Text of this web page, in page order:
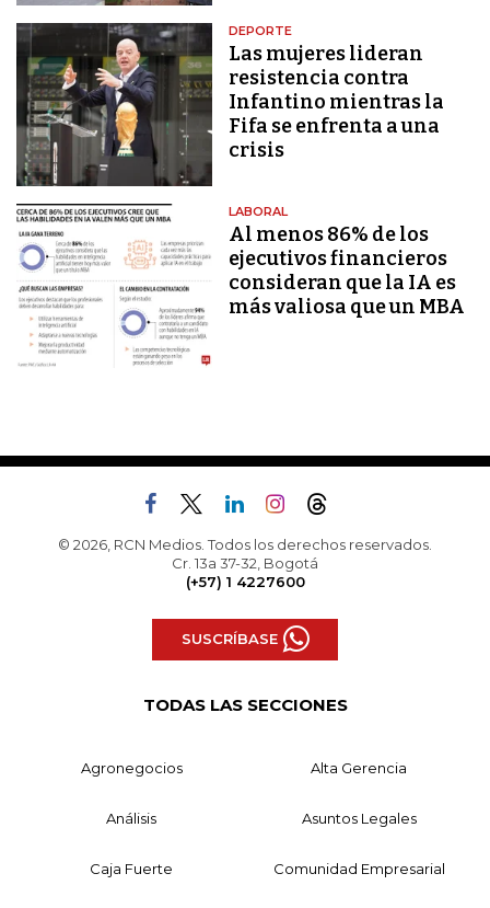
DEPORTE
Las mujeres lideran
resistencia contra
Infantino mientras la
Fifa se enfrenta a una
crisis
LABORAL
Al menos 86% de los
ejecutivos financieros
consideran que la IA es
más valiosa que un MBA
© 2026, RCN Medios. Todos los derechos reservados.
Cr. 13a 37-32, Bogotá
(+57) 1 4227600
SUSCRÍBASE
TODAS LAS SECCIONES
Agronegocios Alta Gerencia
Análisis Asuntos Legales
Caja Fuerte Comunidad Empresarial